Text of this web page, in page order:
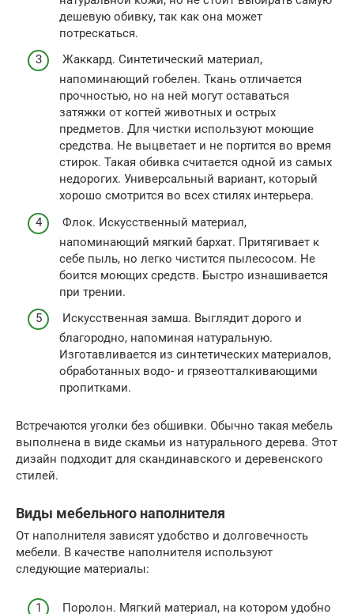
дешевую обивку, так как она может
потрескаться.
Жаккард. Синтетический материал,
напоминающий гобелен. Ткань отличается
прочностью, но на ней могут оставаться
затяжки от когтей животных и острых
предметов. Для чистки используют моющие
средства. Не выцветает и не портится во время
стирок. Такая обивка считается одной из самых
недорогих. Универсальный вариант, который
хорошо смотрится во всех стилях интерьера.
Флок. Искусственный материал,
напоминающий мягкий бархат. Притягивает к
себе пыль, но легко чистится пылесосом. Не
боится моющих средств. Быстро изнашивается
при трении.
Искусственная замша. Выглядит дорого и
благородно, напоминая натуральную.
Изготавливается из синтетических материалов,
обработанных водо- и грязеотталкивающими
пропитками.
Встречаются уголки без обшивки. Обычно такая мебель
выполнена в виде скамьи из натурального дерева. Этот
дизайн подходит для скандинавского и деревенского
стилей.
Виды мебельного наполнителя
От наполнителя зависят удобство и долговечность
мебели. В качестве наполнителя используют
следующие материалы:
Поролон. Мягкий материал, на котором удобно